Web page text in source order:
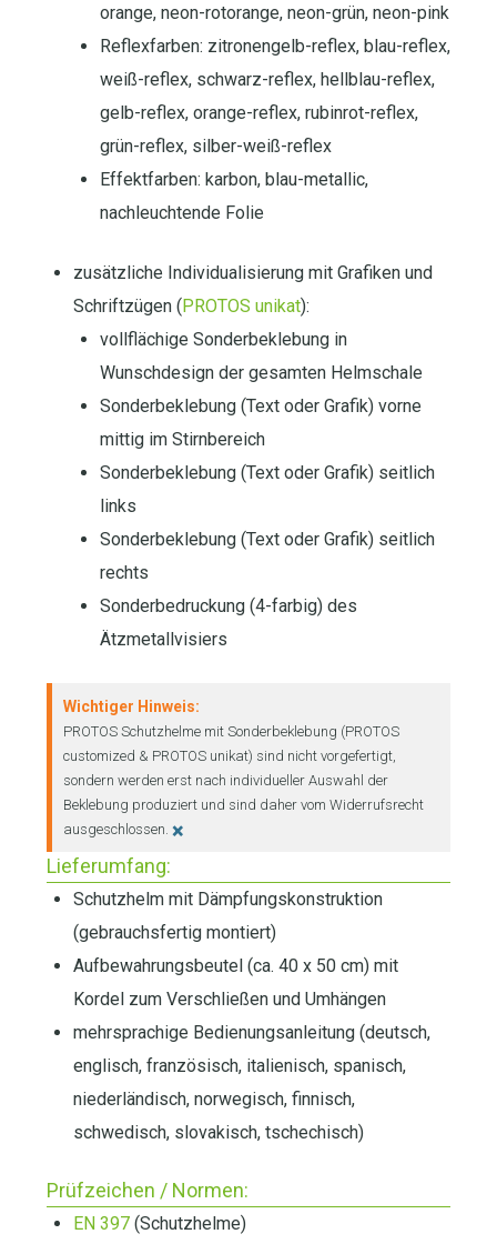
orange, neon-rotorange, neon-grün, neon-pink
Reflexfarben: zitronengelb-reflex, blau-reflex,
weiß-reflex, schwarz-reflex, hellblau-reflex,
gelb-reflex, orange-reflex, rubinrot-reflex,
grün-reflex, silber-weiß-reflex
Effektfarben: karbon, blau-metallic,
nachleuchtende Folie
zusätzliche Individualisierung mit Grafiken und
Schriftzügen (PROTOS unikat):
vollflächige Sonderbeklebung in
Wunschdesign der gesamten Helmschale
Sonderbeklebung (Text oder Grafik) vorne
mittig im Stirnbereich
Sonderbeklebung (Text oder Grafik) seitlich
links
Sonderbeklebung (Text oder Grafik) seitlich
rechts
Sonderbedruckung (4-farbig) des
Ätzmetallvisiers
Wichtiger Hinweis:
PROTOS Schutzhelme mit Sonderbeklebung (PROTOS
customized & PROTOS unikat) sind nicht vorgefertigt,
sondern werden erst nach individueller Auswahl der
Beklebung produziert und sind daher vom Widerrufsrecht
ausgeschlossen. ×
Lieferumfang:
Schutzhelm mit Dämpfungskonstruktion
(gebrauchsfertig montiert)
Aufbewahrungsbeutel (ca. 40 x 50 cm) mit
Kordel zum Verschließen und Umhängen
mehrsprachige Bedienungsanleitung (deutsch,
englisch, französisch, italienisch, spanisch,
niederländisch, norwegisch, finnisch,
schwedisch, slovakisch, tschechisch)
Prüfzeichen / Normen:
EN 397 (Schutzhelme)